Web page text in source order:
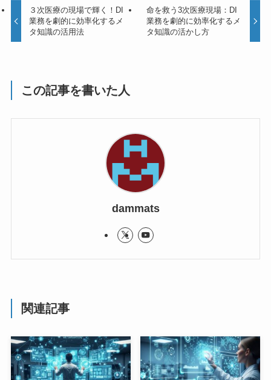
３次医療の現場で輝く！DI
業務を劇的に効率化するメ
タ知識の活用法
命を救う3次医療現場：DI
業務を劇的に効率化するメ
タ知識の活かし方
この記事を書いた人
dammats
関連記事